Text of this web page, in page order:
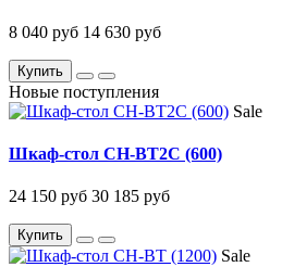
8 040 руб 14 630 руб
Купить
Новые поступления
Sale
Шкаф-стол CH-BT2C (600)
24 150 руб 30 185 руб
Купить
Sale